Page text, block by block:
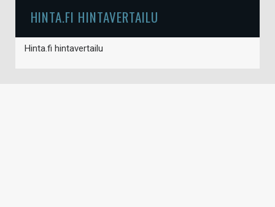
HINTA.FI HINTAVERTAILU
Hinta.fi hintavertailu